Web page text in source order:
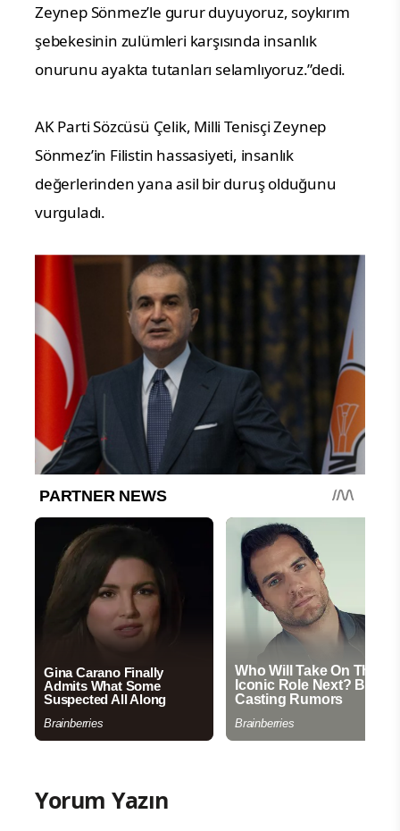
Zeynep Sönmez’le gurur duyuyoruz, soykırım
şebekesinin zulümleri karşısında insanlık
onurunu ayakta tutanları selamlıyoruz.”dedi.
AK Parti Sözcüsü Çelik, Milli Tenisçi Zeynep
Sönmez’in Filistin hassasiyeti, insanlık
değerlerinden yana asil bir duruş olduğunu
vurguladı.
Yorum Yazın